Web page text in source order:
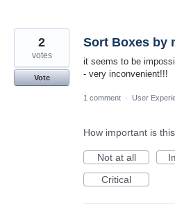
Sort Boxes by
it seems to be
- very inconvenient!!!
2
votes
Vote
1 comment · User
How important is
Not at all
Critical